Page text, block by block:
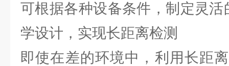
可根据各种设备条件，制定灵
学设计，实现长距离检测
即使在差的环境中，利用长距